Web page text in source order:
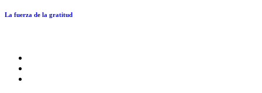
La fuerza de la gratitud